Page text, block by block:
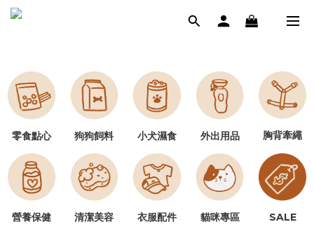
零食點心 狗狗飼料 小犬濕食 外出用品 胸背牽繩
營養保健 清潔美容 衣服配件 貓咪專區 SALE